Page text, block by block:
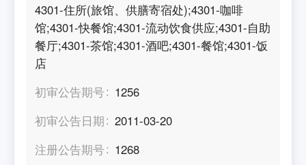
4301-住所(旅馆、供膳寄宿处);4301-咖啡
馆;4301-快餐馆;4301-流动饮食供应;4301-自助
餐厅;4301-茶馆;4301-酒吧;4301-餐馆;4301-饭
店
初审公告期号
1256
初审公告日期
2011-03-20
注册公告期号
1268